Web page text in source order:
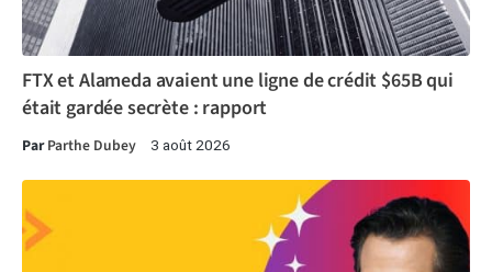
FTX et Alameda avaient une ligne de crédit $65B qui
était gardée secrète : rapport
ParParthe Dubey 3 août 2026